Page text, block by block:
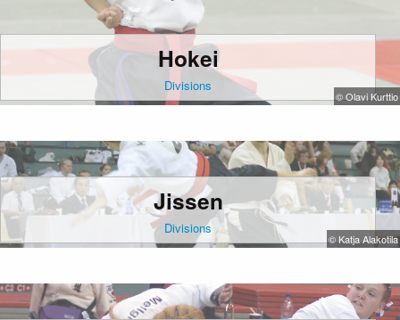
Hokei
Divisions
© Olavi Kurttio
Jissen
Divisions
© Katja Alakotila